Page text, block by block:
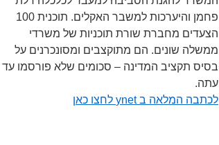
פחמן והיערכות למשבר האקלים. תוכנית 100
הצעדים מחברת שורת תוכניות של משרדי
ממשלה שונים. הם מתוקצבים ומסונכרנים על
בסיס תקציב המדינה – סכומים שלא פורסמו עד
עתה.
לכתבה המלאה ב ynet לחצו כאן